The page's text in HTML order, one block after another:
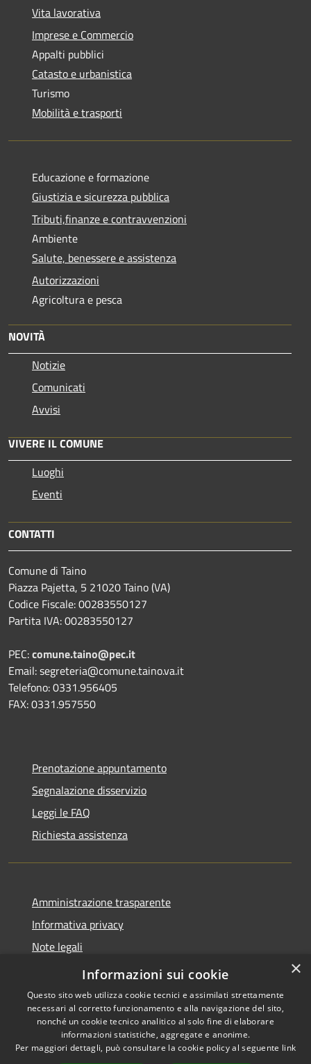
Vita lavorativa
Imprese e Commercio
Appalti pubblici
Catasto e urbanistica
Turismo
Mobilità e trasporti
Educazione e formazione
Giustizia e sicurezza pubblica
Tributi,finanze e contravvenzioni
Ambiente
Salute, benessere e assistenza
Autorizzazioni
Agricoltura e pesca
NOVITÀ
Notizie
Comunicati
Avvisi
VIVERE IL COMUNE
Luoghi
Eventi
CONTATTI
Comune di Taino
Piazza Pajetta, 5 21020 Taino (VA)
Codice Fiscale: 00283550127
Partita IVA: 00283550127
PEC:comune.taino@pec.it
Email: segreteria@comune.taino.va.it
Telefono: 0331.956405
FAX: 0331.957550
Prenotazione appuntamento
Segnalazione disservizio
Leggi le FAQ
Richiesta assistenza
Amministrazione trasparente
Informativa privacy
Note legali
Dichiarazione di accessibilità
Accessibilità
Copyright © 2026 • Comune di
Taino • Powered by
×
Informazioni sui cookie
Questo sito web utilizza cookie tecnici e assimilati strettamente
necessari al corretto funzionamento e alla navigazione del sito,
nonché un cookie tecnico analitico al solo fine di elaborare
informazioni statistiche, aggregate e anonime.
Per maggiori dettagli, può consultare la cookie policy al seguente link